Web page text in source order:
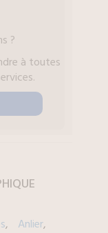
?
à toutes
Anlier